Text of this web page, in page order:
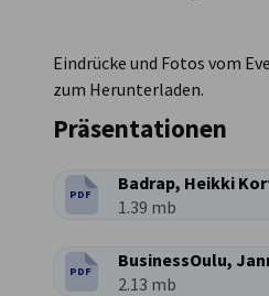
Eindrücke und Fotos vom
zum Herunterladen.
Präsentationen
DATEITYP:
PDF
Badrap, Heikki
Dateigröße:
1.39 mb
DATEITYP:
PDF
Dateigröße:
2.13 mb